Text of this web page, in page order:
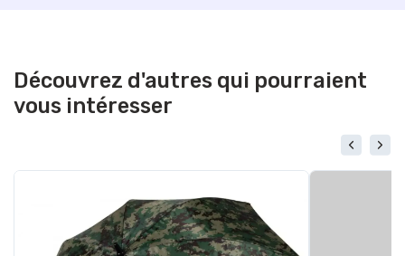
Découvrez d'autres qui pourraient
vous intéresser